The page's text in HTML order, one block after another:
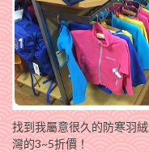
找到我屬意很久的防寒羽
灣的3~5折價！